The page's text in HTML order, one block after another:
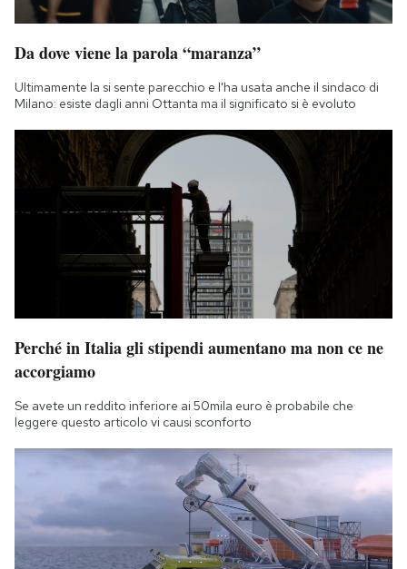
Da dove viene la parola “maranza”
Ultimamente la si sente parecchio e l'ha usata anche il sindaco di
Milano: esiste dagli anni Ottanta ma il significato si è evoluto
Perché in Italia gli stipendi aumentano ma non ce ne
accorgiamo
Se avete un reddito inferiore ai 50mila euro è probabile che
leggere questo articolo vi causi sconforto